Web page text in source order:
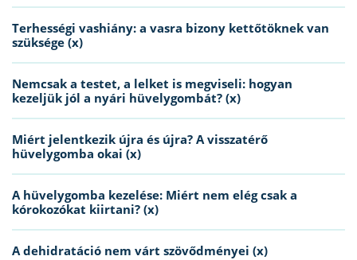
Terhességi vashiány: a vasra bizony kettőtöknek van
szüksége (x)
Nemcsak a testet, a lelket is megviseli: hogyan
kezeljük jól a nyári hüvelygombát? (x)
Miért jelentkezik újra és újra? A visszatérő
hüvelygomba okai (x)
A hüvelygomba kezelése: Miért nem elég csak a
kórokozókat kiirtani? (x)
A dehidratáció nem várt szövődményei (x)